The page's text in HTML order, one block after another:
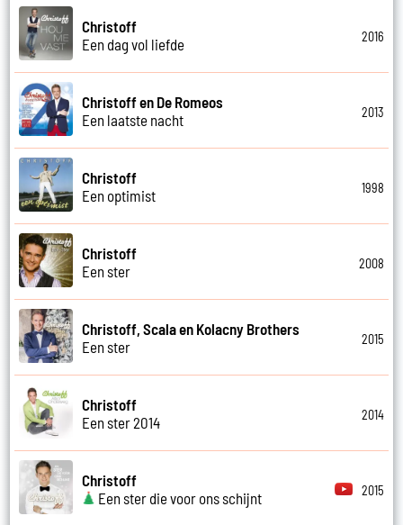
Christoff
Een dag vol liefde
2016
Christoff en De Romeos
Een laatste nacht
2013
Christoff
Een optimist
1998
Christoff
Een ster
2008
Christoff, Scala en Kolacny Brothers
Een ster
2015
Christoff
Een ster 2014
2014
Christoff
Een ster die voor ons schijnt
2015